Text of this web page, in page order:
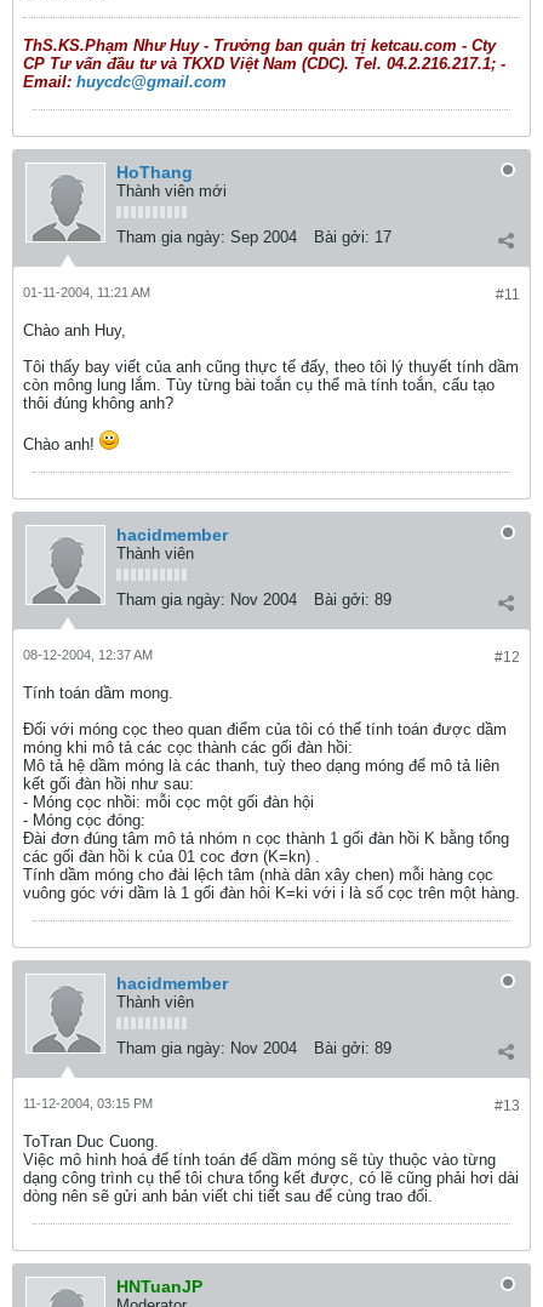
ThS.KS.Phạm Như Huy - Trưởng ban quản trị ketcau.com - Cty
CP Tư vấn đầu tư và TKXD Việt Nam (CDC). Tel. 04.2.216.217.1; -
Email: huycdc@gmail.com
HoThang
Thành viên mới
Tham gia ngày: Sep 2004 Bài gởi: 17
#11
01-11-2004, 11:21 AM
Chào anh Huy,
Tôi thấy bay viết của anh cũng thực tế đấy, theo tôi lý thuyết tính dầm
còn mông lung lắm. Tùy từng bài toắn cụ thể mà tính toắn, cấu tạo
thôi đúng không anh?
Chào anh!
hacidmember
Thành viên
Tham gia ngày: Nov 2004 Bài gởi: 89
#12
08-12-2004, 12:37 AM
Tính toán dầm mong.
Đối với móng cọc theo quan điểm của tôi có thể tính toán được dầm
móng khi mô tả các cọc thành các gối đàn hồi:
Mô tả hệ dầm móng là các thanh, tuỳ theo dạng móng để mô tả liên
kết gối đàn hồi như sau:
- Móng cọc nhồi: mỗi cọc một gối đàn hội
- Móng cọc đóng:
Đài đơn đúng tâm mô tả nhóm n cọc thành 1 gối đàn hồi K bằng tổng
các gối đàn hồi k của 01 coc đơn (K=kn) .
Tính dầm móng cho đài lệch tâm (nhà dân xây chen) mỗi hàng cọc
vuông góc với dầm là 1 gối đàn hôi K=ki với i là số cọc trên một hàng.
hacidmember
Thành viên
Tham gia ngày: Nov 2004 Bài gởi: 89
#13
11-12-2004, 03:15 PM
ToTran Duc Cuong.
Việc mô hình hoá để tính toán để dầm móng sẽ tùy thuộc vào từng
dạng công trình cụ thể tôi chưa tổng kết được, có lẽ cũng phải hơi dài
dòng nên sẽ gửi anh bản viết chi tiết sau để cùng trao đổi.
HNTuanJP